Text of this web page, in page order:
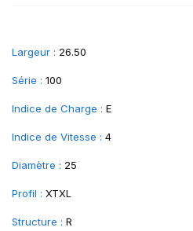
Largeur : 26.50
Série : 100
Indice de Charge : E
Indice de Vitesse : 4
Diamètre : 25
Profil : XTXL
Structure : R